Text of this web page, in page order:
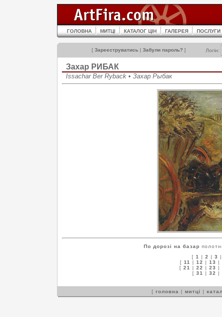
ГОЛОВНА МИТЦІ КАТАЛОГ ЦІН ГАЛЕРЕЯ ПОСЛУГИ
[ Зареєструватись | Забули пароль? ] Логін:
Захар РИБАК
Issachar Ber Ryback • Захар Рыбак
По дорозі на базар
[ 1 | 2 | 3
[ 11 | 12 | 13 |
[ 21 | 22 | 23
|
[ 31 | 32 |
[ головна | митці |